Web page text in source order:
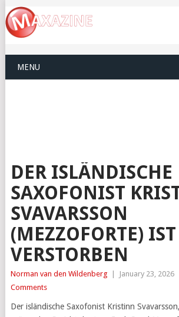
MENU
DER ISLÄNDISCHE
SAXOFONIST
SVAVARSSON
(MEZZOFORTE) IST
VERSTORBEN
Norman van den Wildenberg January 23, 2026
Comments
Der isländische Saxofonist Kristinn